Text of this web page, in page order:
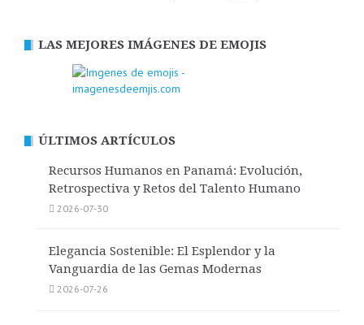
LAS MEJORES IMÁGENES DE EMOJIS
ÚLTIMOS ARTÍCULOS
Recursos Humanos en Panamá: Evolución,
Retrospectiva y Retos del Talento Humano
2026-07-30
Elegancia Sostenible: El Esplendor y la
Vanguardia de las Gemas Modernas
2026-07-26